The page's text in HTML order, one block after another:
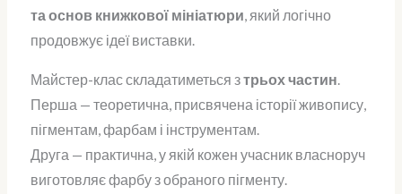
та основ книжкової мініатюри, який логічно
продовжує ідеї виставки.
Майстер-клас складатиметься зтрьох частин.
Перша — теоретична, присвячена історії живопису,
пігментам, фарбам і інструментам.
Друга — практична, у якій кожен учасник власноруч
виготовляє фарбу з обраного пігменту.